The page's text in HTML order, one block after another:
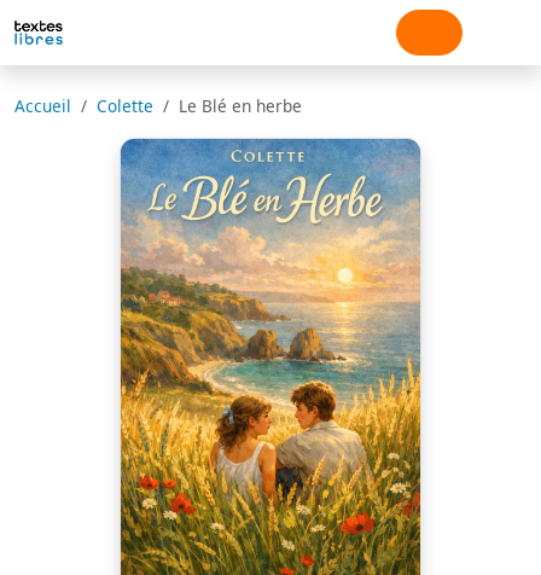
Accueil Colette Le Blé en herbe